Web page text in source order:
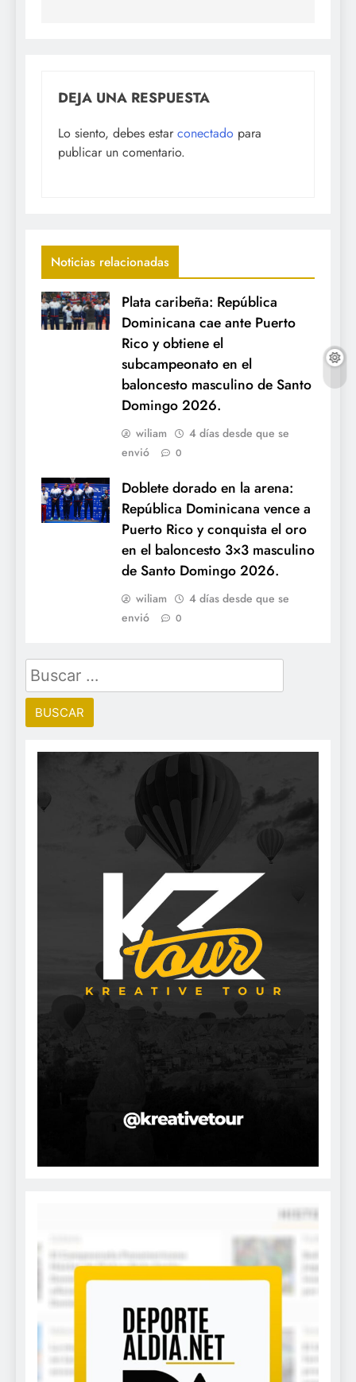
DEJA UNA RESPUESTA
Lo siento, debes estar conectado para
publicar un comentario.
Noticias relacionadas
Plata caribeña: República
Dominicana cae ante Puerto
Rico y obtiene el
subcampeonato en el
baloncesto masculino de Santo
Domingo 2026.
wiliam
4 días desde que se
envió
0
Doblete dorado en la arena:
República Dominicana vence a
Puerto Rico y conquista el oro
en el baloncesto 3×3 masculino
de Santo Domingo 2026.
wiliam
4 días desde que se
envió
0
Buscar: